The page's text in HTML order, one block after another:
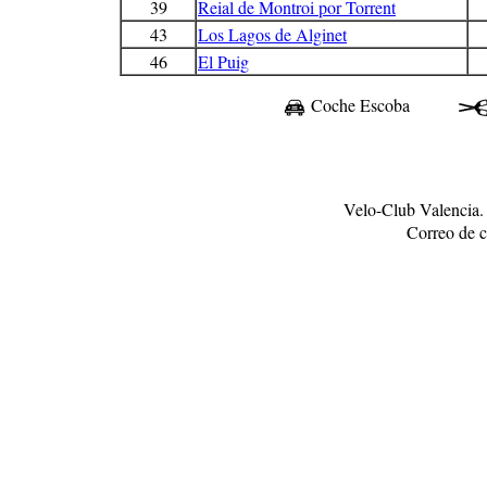
39
Reial de Montroi por Torrent
43
Los Lagos de Alginet
46
El Puig
Coche Escoba
Velo-Club
Correo de